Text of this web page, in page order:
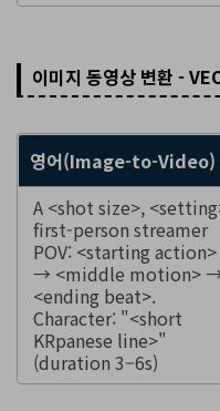
이미지 동영상 변환 -
영어(Image-to-Video)
A <shot size>,
first-person streamer
POV: <starting action>
→ <middle motion>
<ending beat>.
Character: "<short
KRpanese line>"
(duration 3–6s)